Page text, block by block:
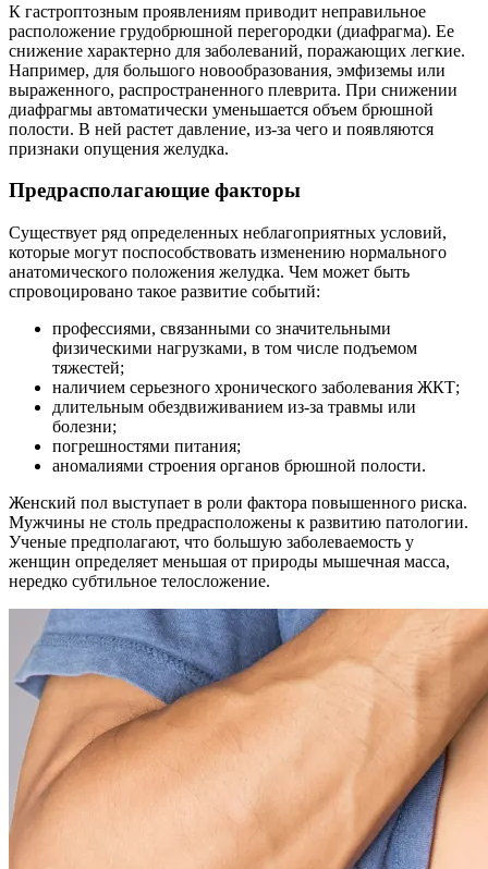
К гастроптозным проявлениям приводит неправильное
расположение грудобрюшной перегородки (диафрагма). Ее
снижение характерно для заболеваний, поражающих легкие.
Например, для большого новообразования, эмфиземы или
выраженного, распространенного плеврита. При снижении
диафрагмы автоматически уменьшается объем брюшной
полости. В ней растет давление, из-за чего и появляются
признаки опущения желудка.
Предрасполагающие факторы
Существует ряд определенных неблагоприятных условий,
которые могут поспособствовать изменению нормального
анатомического положения желудка. Чем может быть
спровоцировано такое развитие событий:
профессиями, связанными со значительными
физическими нагрузками, в том числе подъемом
тяжестей;
наличием серьезного хронического заболевания ЖКТ;
длительным обездвиживанием из-за травмы или
болезни;
погрешностями питания;
аномалиями строения органов брюшной полости.
Женский пол выступает в роли фактора повышенного риска.
Мужчины не столь предрасположены к развитию патологии.
Ученые предполагают, что большую заболеваемость у
женщин определяет меньшая от природы мышечная масса,
нередко субтильное телосложение.